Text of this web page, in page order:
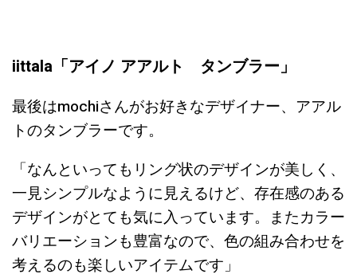
iittala「アイノ アアルト タンブラー」
最後はmochiさんがお好きなデザイナー、アアル
トのタンブラーです。
「なんといってもリング状のデザインが美しく、
一見シンプルなように見えるけど、存在感のある
デザインがとても気に入っています。またカラー
バリエーションも豊富なので、色の組み合わせを
考えるのも楽しいアイテムです」